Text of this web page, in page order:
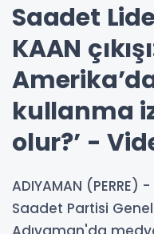
Saadet
KAAN
kullanma
olur?’ -
ADIYAMAN
Saadet Partisi